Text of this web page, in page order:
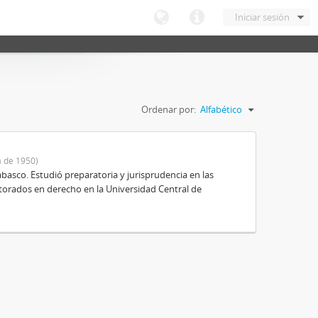
Iniciar sesión
Ordenar por: Alfabético
de 1950)
Estudió preparatoria y jurisprudencia en las
en derecho en la Universidad Central de